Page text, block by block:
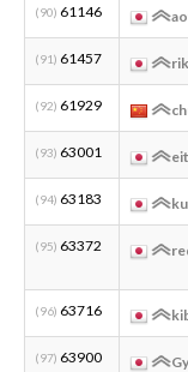
(90) 61146
(91) 61457
(92) 61929
(93) 63001
(94) 63183
(95) 63372
(96) 63716
(97) 63900